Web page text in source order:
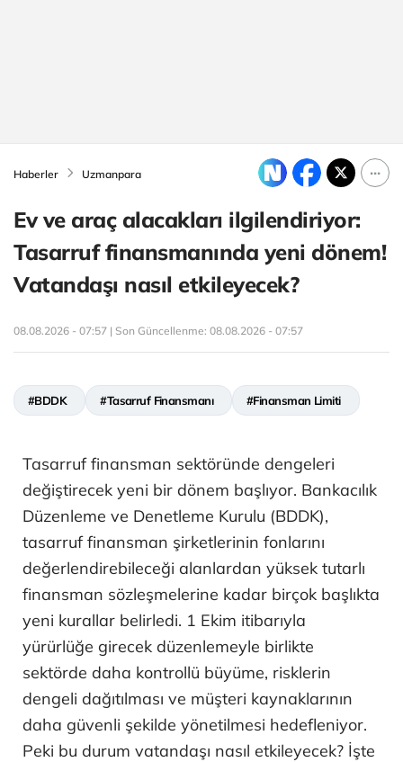
Haberler Uzmanpara
Ev ve araç alacakları ilgilendiriyor:
Tasarruf finansmanında yeni dönem!
Vatandaşı nasıl etkileyecek?
08.08.2026 - 07:57 | Son Güncellenme: 08.08.2026 - 07:57
#BDDK #Tasarruf Finansmanı #Finansman Limiti
Tasarruf finansman sektöründe dengeleri
değiştirecek yeni bir dönem başlıyor. Bankacılık
Düzenleme ve Denetleme Kurulu (BDDK),
tasarruf finansman şirketlerinin fonlarını
değerlendirebileceği alanlardan yüksek tutarlı
finansman sözleşmelerine kadar birçok başlıkta
yeni kurallar belirledi. 1 Ekim itibarıyla
yürürlüğe girecek düzenlemeyle birlikte
sektörde daha kontrollü büyüme, risklerin
dengeli dağıtılması ve müşteri kaynaklarının
daha güvenli şekilde yönetilmesi hedefleniyor.
Peki bu durum vatandaşı nasıl etkileyecek? İşte